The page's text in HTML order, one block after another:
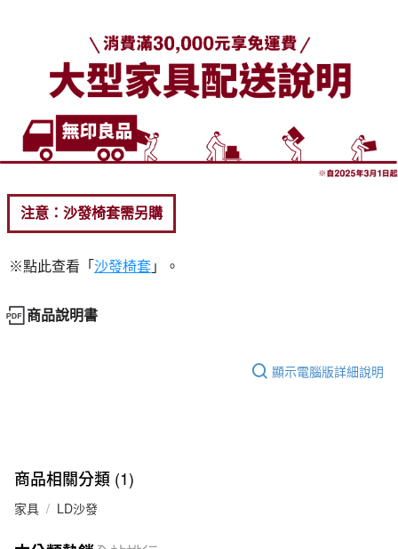
注意：沙發椅套需另購
※點此查看「沙發椅套 」。
商品說明書
顯示電腦版詳細說明
商品相關分類 (1)
家具 LD沙發